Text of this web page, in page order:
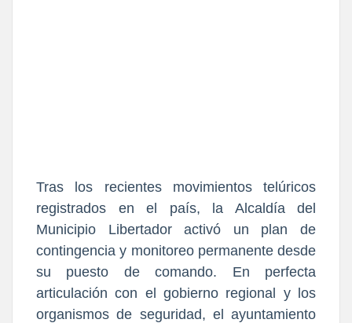
Tras los recientes movimientos telúricos
registrados en el país, la Alcaldía del
Municipio Libertador activó un plan de
contingencia y monitoreo permanente desde
su puesto de comando. En perfecta
articulación con el gobierno regional y los
organismos de seguridad, el ayuntamiento